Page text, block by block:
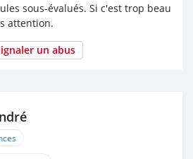
sous-évalués. Si c'est trop beau
attention.
un abus